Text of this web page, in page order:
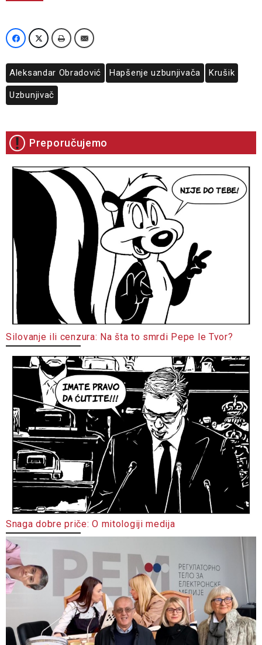
Aleksandar Obradović Hapšenje uzbunjivača Krušik
Uzbunjivač
Preporučujemo
Silovanje ili cenzura: Na šta to smrdi Pepe le Tvor?
Snaga dobre priče: O mitologiji medija